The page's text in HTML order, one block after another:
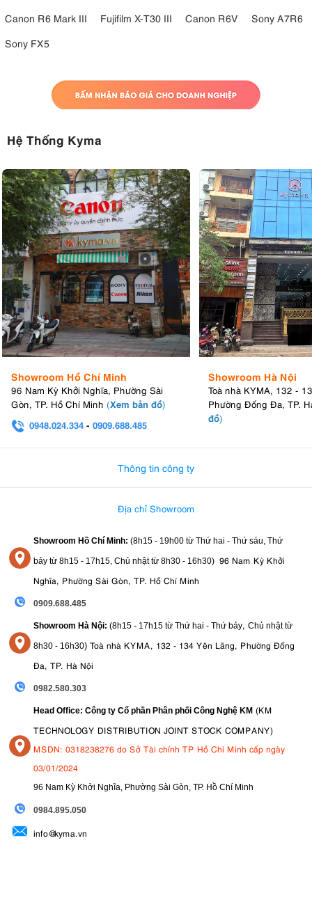
Canon R6 Mark III
Fujifilm X-T30 III Canon R6V
Sony A7R6
Sony FX5
Hệ Thống Kyma
Showroom Hồ Chí Minh
96 Nam Kỳ Khởi Nghĩa, Phường Sài
Gòn, TP. Hồ Chí Minh (Xem bản đồ)
0948.024.334 - 0909.688.485
Showroom Hà Nội
Toà nhà KYMA, 132 -
Phường Đống Đa, TP.
đồ)
Thông tin công ty
Địa chỉ Showroom
Showroom Hồ Chí Minh: (8h15 - 19h00 từ Thứ hai - Thứ sáu, Thứ
bảy từ 8h15 - 17h15, Chủ nhật từ 8h30 - 16h30) 96 Nam Kỳ Khởi
Nghĩa, Phường Sài Gòn, TP. Hồ Chí Minh
0909.688.485
Showroom Hà Nội: (8h15 - 17h15 từ Thứ hai - Thứ bảy, Chủ nhật từ
8h30 - 16h30) Toà nhà KYMA, 132 - 134 Yên Lãng, Phường Đống
Đa, TP. Hà Nội
0982.580.303
Head Office: Công ty Cổ phần Phân phối Công Nghệ KM (KM
TECHNOLOGY DISTRIBUTION JOINT STOCK COMPANY)
MSDN: 0318238276 do Sở Tài chính TP Hồ Chí Minh cấp ngày
03/01/2024
96 Nam Kỳ Khởi Nghĩa, Phường Sài Gòn, TP. Hồ Chí Minh
0984.895.050
info@kyma.vn